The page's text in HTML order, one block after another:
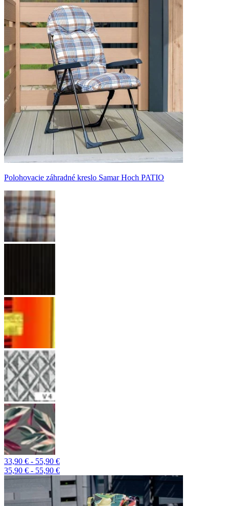
Polohovacie záhradné kreslo Samar Hoch PATIO
33,90 € - 55,90 €
35,90 € - 55,90 €